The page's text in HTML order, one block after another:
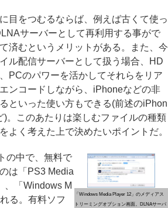
目をつむるならば、例えば古くて使っ
サーバーとして再利用する事がで
済むというメリットがある。また、今
ル配信サーバーとして扱う場合、HD
PCのパワーを活かしてそれらをリア
ンコードしながら、iPhoneなどの非
といった使い方もできる(前述のiPhon
。このあたりは楽しむファイルの種類
よく考えた上で決めたいポイントだ。
「Windows Media Player 12」のメディアス
トリーミングオプション画面。DLNAサーバ
の中で、無料で
は「PS3 Media
、「Windows M
る。有料ソフ